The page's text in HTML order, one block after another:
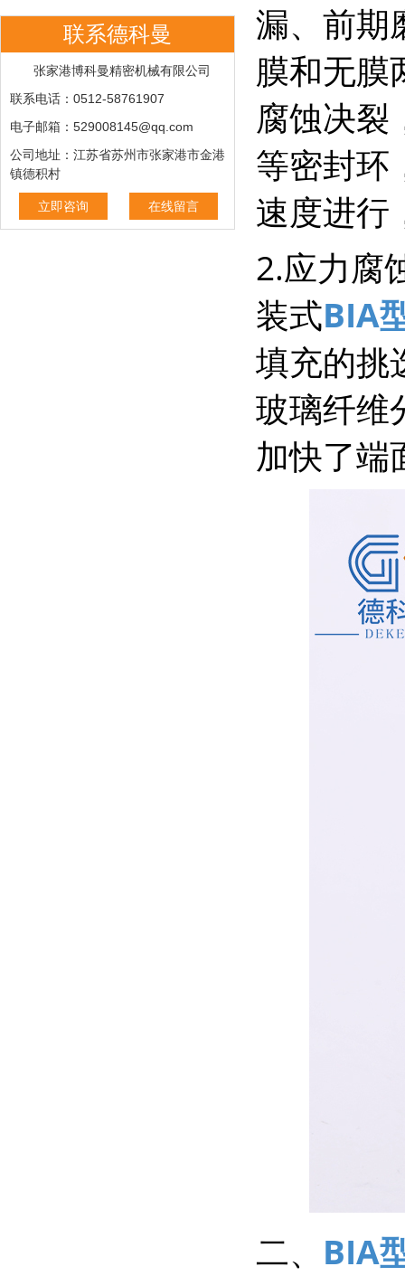
联系德科曼
张家港博科曼精密机械有限公司
联系电话：0512-58761907
电子邮箱：529008145@qq.com
公司地址：江苏省苏州市张家港市金港
镇德积村
立即咨询 在线留言
漏、前期
膜和无膜
腐蚀决裂
等密封环
速度进行
2.应力腐
装式BIA
填充的挑
玻璃纤维
加快了端
二、 BIA